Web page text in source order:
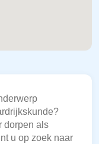
dorpen als
u op zoek naar